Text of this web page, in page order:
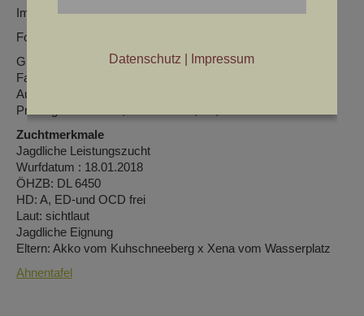
Im Wesen ruhig und freundlich.
Formwert: sg/sg/sg,
Größe: 64cm
Farbe: : hellschimmel mit braunen Platten
Auge: dunkel
Prüfungen: : AP 168, F&W 278 3d, JE,
Zuchtmerkmale
Jagdliche Leistungszucht
Wurfdatum : 18.01.2018
ÖHZB: DL 6450
HD: A, ED-und OCD frei
Laut: sichtlaut
Jagdliche Eignung
Eltern: Akko vom Kuhschneeberg x Xena vom Wasserplatz
Ahnentafel
Datenschutz Impressum